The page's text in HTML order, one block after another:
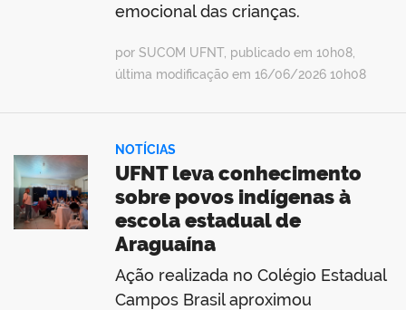
emocional das crianças.
por SUCOM UFNT, publicado em 10h08,
última modificação em 16/06/2026 10h08
NOTÍCIAS
UFNT leva conhecimento
sobre povos indígenas à
escola estadual de
Araguaína
Ação realizada no Colégio Estadual
Campos Brasil aproximou